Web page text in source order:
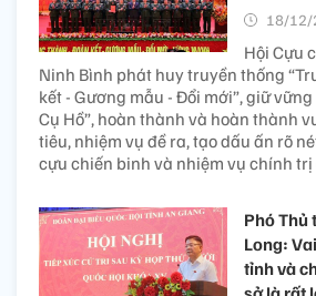
18/12/
Hội Cựu
Ninh Bình phát huy truyền thống
kết - Gương mẫu - Đổi mới”, giữ
Cụ Hồ”, hoàn thành và hoàn thành
tiêu, nhiệm vụ đề ra, tạo dấu ấn rõ
cựu chiến binh và nhiệm vụ chính
Phó Thủ
Long:
tỉnh và